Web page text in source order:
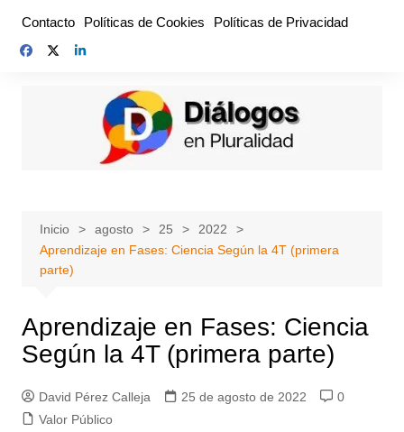
contenido
Contacto Políticas de Cookies Políticas de Privacidad
Inicio agosto 25
2022
Aprendizaje en Fases: Ciencia Según la 4T (primera
parte)
Aprendizaje en Fases: Ciencia
Según la 4T (primera parte)
David Pérez Calleja 25 de agosto de 2022
0
Valor Público